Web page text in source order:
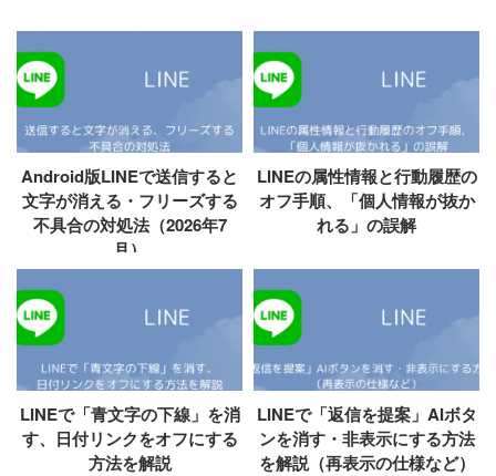
Android版LINEで送信すると
文字が消える・フリーズする
不具合の対処法（2026年7
月）
LINEの属性情報と行動履歴の
オフ手順、「個人情報が抜か
れる」の誤解
LINEで「青文字の下線」を消
す、日付リンクをオフにする
方法を解説
LINEで「返信を提案」AIボタ
ンを消す・非表示にする方法
を解説（再表示の仕様など）